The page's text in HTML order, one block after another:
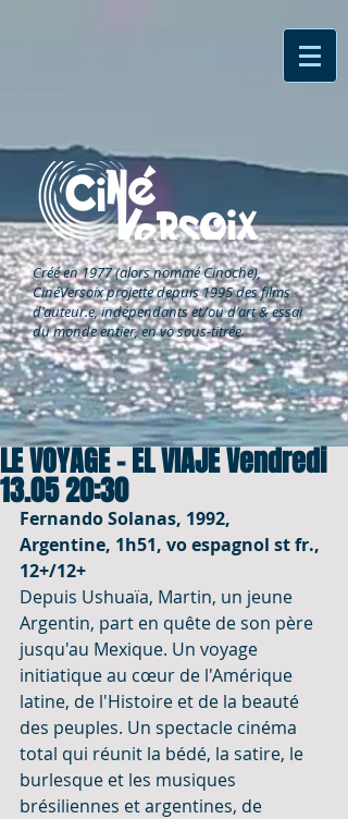
Créé en 1977 (alors nommé Cinoche),
CinéVersoixprojette depuis 1995 des films
d'auteur.e, indépendants et/ou d'art & essai
du monde entier, en vo sous-titrée.
LE VOYAGE - EL VIAJE Vendredi
13.05 20:30
Fernando Solanas, 1992,
Argentine, 1h51, vo espagnol st fr.,
12+/12+
Depuis Ushuaïa, Martin, un jeune
Argentin, part en quête de son père
jusqu'au Mexique. Un voyage
initiatique au cœur de l'Amérique
latine, de l'Histoire et de la beauté
des peuples. Un spectacle cinéma
total qui réunit la bédé, la satire, le
burlesque et les musiques
brésiliennes et argentines, de